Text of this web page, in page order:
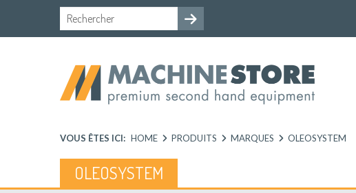
VOUS ÊTES ICI: HOME PRODUITS MARQUES OLEOSYSTEM
OLEOSYSTEM